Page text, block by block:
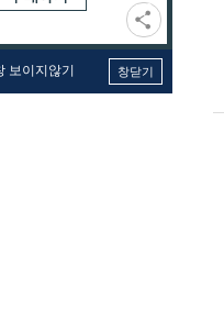
보이지않기 창닫기